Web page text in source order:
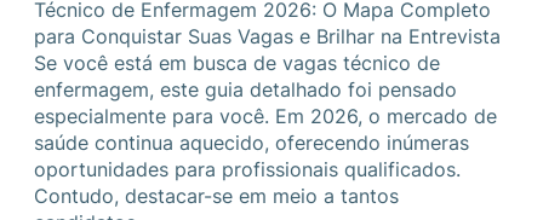
Técnico de Enfermagem 2026: O Mapa Completo
para Conquistar Suas Vagas e Brilhar na Entrevista
Se você está em busca de vagas técnico de
enfermagem, este guia detalhado foi pensado
especialmente para você. Em 2026, o mercado de
saúde continua aquecido, oferecendo inúmeras
oportunidades para profissionais qualificados.
Contudo, destacar-se em meio a tantos